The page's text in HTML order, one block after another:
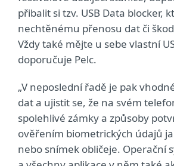
přibalit si tzv. USB Data blocker,
nechtěnému přenosu dat či
Vždy také mějte u sebe vlastní
doporučuje Pelc.
„V neposlední řadě je pak
dat a ujistit se, že na svém
spolehlivé zámky a způsoby
ověřením biometrických údajů
nebo snímek obličeje. Operační